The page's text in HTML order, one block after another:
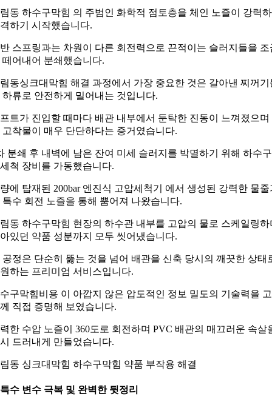
동 하수구막힘 의 주범인 화학적 점토층을 체인 노즐이 강력
하기 시작했습니다.
스프링과는 차원이 다른 회전력으로 끈적이는 슬러지들을 조
떼어내어 분쇄했습니다.
동싱크대막힘 해결 과정에서 가장 중요한 것은 갈아낸 찌꺼기
하류로 안전하게 밀어내는 것입니다.
트가 진입할 때마다 배관 내부에서 둔탁한 진동이 느껴졌으며
고착물이 매우 단단하다는 증거였습니다.
분쇄 후 내벽에 남은 잔여 미세 슬러지를 박멸하기 위해 하수
척 장비를 가동했습니다.
에 탑재된 200bar 엔진식 고압세척기 에서 생성된 강력한 물줄
특수 회전 노즐을 통해 뿜어져 나왔습니다.
동 하수구막힘 현장의 하수관 내부를 고압의 물로 스케일링하
있던 약품 성분까지 모두 씻어냈습니다.
공정은 단순히 뚫는 것을 넘어 배관을 신축 당시의 깨끗한 상태
하는 프리미엄 서비스입니다.
구막힘비용 이 아깝지 않은 압도적인 정보 밀도의 기술력을
직접 증명해 보였습니다.
한 수압 노즐이 360도로 회전하며 PVC 배관의 매끄러운 속살
드러내게 만들었습니다.
동 싱크대막힘 하수구막힘 약품 부작용 해결
수 변수 극복 및 완벽한 뒷정리